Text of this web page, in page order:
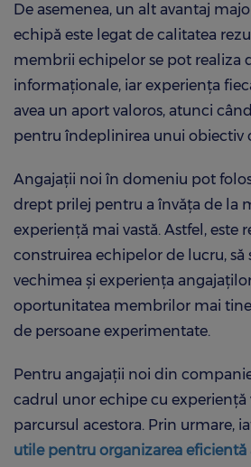
De asemenea, un alt avantaj
echipă este legat de calitatea
membrii echipelor se pot realiza
informaționale, iar experiența
avea un aport valoros, atunci
pentru îndeplinirea unui obiectiv
Angajații noi în domeniu pot
drept prilej pentru a învăța de la
experiență mai vastă. Astfel, este
construirea echipelor de lucru, să
vechimea și experiența
oportunitatea membrilor mai
de persoane experimentate.
Pentru angajații noi din
cadrul unor echipe cu
parcursul acestora. Prin urmare,
utile pentru organizarea eficientă